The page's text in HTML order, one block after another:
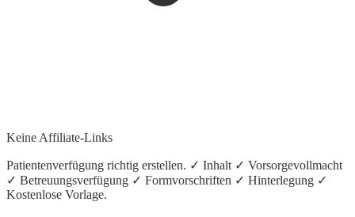
Keine Affiliate-Links
Patientenverfügung richtig erstellen. ✓ Inhalt ✓ Vorsorgevollmacht
✓ Betreuungsverfügung ✓ Formvorschriften ✓ Hinterlegung ✓
Kostenlose Vorlage.